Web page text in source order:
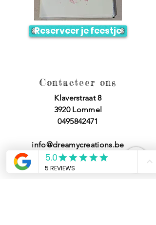
Reserveer je feestje
Contacteer ons
Klaverstraat 8
3920 Lommel
0495842471
info@dreamycreations.be
BTW BE0847421395